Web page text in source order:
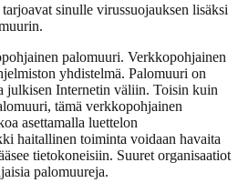
sinulle virussuojauksen lisäksi
palomuuri. Verkkopohjainen
yhdistelmä. Palomuuri on
julkisen Internetin väliin. Toisin kuin
tämä verkkopohjainen
asettamalla luettelon
haitallinen toiminta voidaan havaita
tietokoneisiin. Suuret organisaatiot
palomuureja.